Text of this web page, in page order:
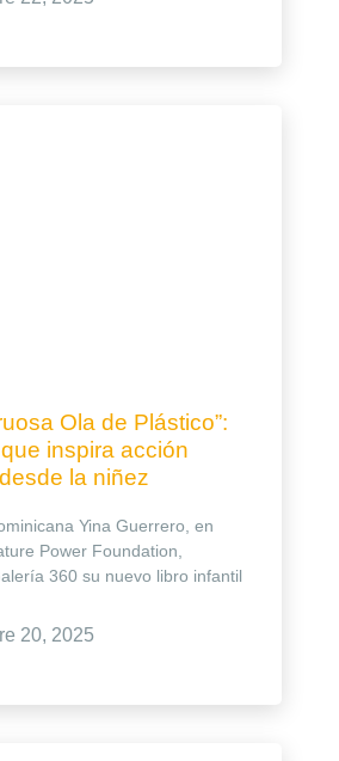
Ola de Plástico”:
inspira acción
la niñez
Yina Guerrero, en
Power Foundation,
360 su nuevo libro infantil
20, 2025